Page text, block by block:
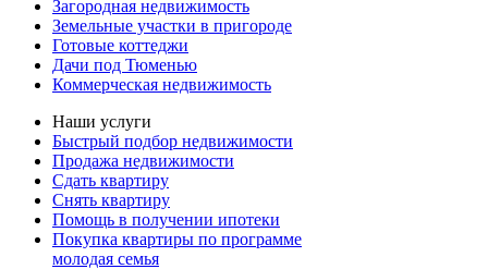
Загородная недвижимость
Земельные участки в пригороде
Готовые коттеджи
Дачи под Тюменью
Коммерческая недвижимость
Наши услуги
Быстрый подбор недвижимости
Продажа недвижимости
Сдать квартиру
Снять квартиру
Помощь в получении ипотеки
Покупка квартиры по программе
молодая семья